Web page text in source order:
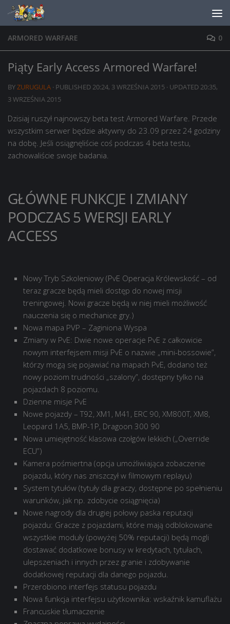
Skip to content
ARMORED WARFARE 0
Piąty Early Access Armored Warfare!
BYZURUGULA · PUBLISHED 20:24, 3 WRZEŚNIA 2015 · UPDATED 20:35,
3 WRZEŚNIA 2015
Dzisiaj ruszył najnowszy beta test Armored Warfare. Przede
wszystkim serwer będzie aktywny do 23.09 przez 24 godziny
na dobę. Jeśli osiągnęliście coś podczas 4 beta testu,
zachowaliście swoje badania.
GŁÓWNE FUNKCJE I ZMIANY
PODCZAS 5 WERSJI EARLY
ACCESS
Nowy Tryb Szkoleniowy (PvE Operacja Królewskość – od
teraz gracze będą mieli dostęp do nowej misji
treningowej. Nowi gracze będą w niej mieli możliwość
nauczenia się o mechanice gry.)
Nowa mapa PVP – Zaginiona Wyspa
Zmiany w PvE: Dwie nowe operacje PvE z całkowicie
nowym interfejsem misji PvE o nazwie „mini-bossowie”,
którzy mogą się pojawiać na mapach PvE, dodano też
nowy poziom trudności „szalony”, dostępny tylko na
pojazdach 8 poziomu.
Dzienne misje PvE
Nowe pojazdy – T92, XM1, M41, ERC 90, XM800T, XM8,
Leopard 1A5, BMP-1P, Dragoon 300 90
Nowa umiejętność klasowa czołgów lekkich („Override
ECU”)
Kamera pośmiertna (opcja umożliwiająca zobaczenie
pojazdu, który nas zniszczył w filmowym replayu)
System tytułów (tytuły dla graczy, dostępne po spełnieniu
warunków, jak np. zdobycie osiągnięcia)
Nowe nagrody dla drugiej połowy paska reputacji
pojazdu: Gracze z pojazdami, które mają odblokowane
wszystkie moduły (powyżej 50% reputacji) będą mogli
dostawać dodatkowe bonusy w kredytach, tytułach,
ulepszeniach i innych przez granie i zdobywanie
dodatkowej reputacji dla danego pojazdu.
Przerobiono interfejs statusu pojazdu
Nowa funkcja interfejsu użytkownika: wskaźnik kamuflażu
Francuskie tłumaczenie